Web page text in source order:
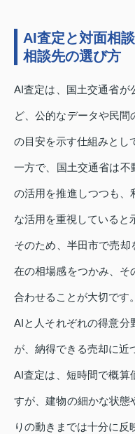
AI査定と対面相
相談先の選び方
AI査定は、国土交通省が
ど、公的なデータや民
の目安を示す仕組みとし
一方で、国土交通省は不
の活用を推進しつつも、
な活用を重視していると
そのため、半田市で売却
在の相場感をつかみ、そ
合わせることが大切です。
AIと人それぞれの得意分
が、納得できる売却に近
AI査定は、短時間で概算
すが、建物の細かな状態
りの動きまでは十分に反